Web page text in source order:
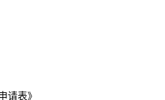
请表》